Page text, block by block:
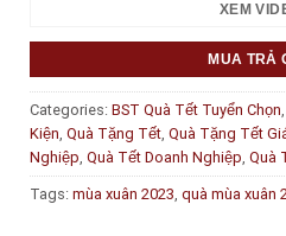
XEM
MUA TRẢ
Categories: BST Quà Tết Tuyển Chọn,
Kiện, Quà Tặng Tết, Quà Tặng Tết
Nghiệp, Quà Tết Doanh Nghiệp, Quà
Tags: mùa xuân 2023, quà mùa xuân